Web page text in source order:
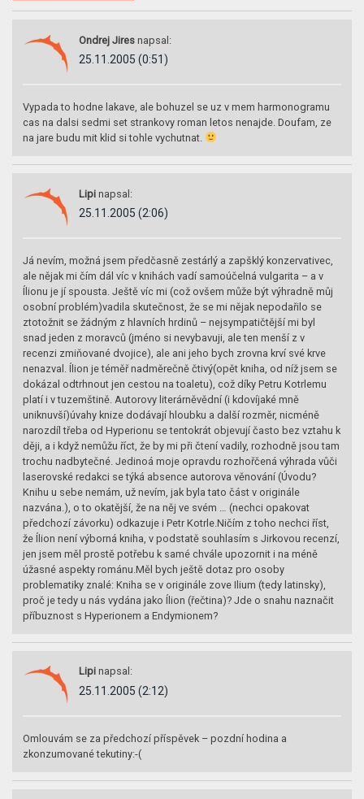
Ondrej Jires napsal:
25.11.2005 (0:51)
Vypada to hodne lakave, ale bohuzel se uz v mem harmonogramu
cas na dalsi sedmi set strankovy roman letos nenajde. Doufam, ze
na jare budu mit klid si tohle vychutnat.
Lipi napsal:
25.11.2005 (2:06)
Já nevím, možná jsem předčasně zestárlý a zapšklý konzervativec,
ale nějak mi čím dál víc v knihách vadí samoúčelná vulgarita – a v
Ílionu je jí spousta. Ještě víc mi (což ovšem může být výhradně můj
osobní problém)vadila skutečnost, že se mi nějak nepodařilo se
ztotožnit se žádným z hlavních hrdinů – nejsympatičtější mi byl
snad jeden z moravců (jméno si nevybavuji, ale ten menší z v
recenzi zmiňované dvojice), ale ani jeho bych zrovna krví své krve
nenazval. Ílion je téměř nadměrečně čtivý(opět kniha, od níž jsem se
dokázal odtrhnout jen cestou na toaletu), což díky Petru Kotrlemu
platí i v tuzemštině. Autorovy literárněvědní (i kdovíjaké mně
uniknuvší)úvahy knize dodávají hloubku a další rozměr, nicméně
narozdíl třeba od Hyperionu se tentokrát objevují často bez vztahu k
ději, a i když nemůžu říct, že by mi při čtení vadily, rozhodně jsou tam
trochu nadbytečné. Jedinoá moje opravdu rozhořčená výhrada vůči
laserovské redakci se týká absence autorova věnování (Úvodu?
Knihu u sebe nemám, už nevím, jak byla tato část v originále
nazvána.), o to okatější, že na něj ve svém … (nechci opakovat
předchozí závorku) odkazuje i Petr Kotrle.Ničím z toho nechci říst,
že Ílion není výborná kniha, v podstatě souhlasím s Jirkovou recenzí,
jen jsem měl prostě potřebu k samé chvále upozornit i na méně
úžasné aspekty románu.Měl bych ještě dotaz pro osoby
problematiky znalé: Kniha se v originále zove Ilium (tedy latinsky),
proč je tedy u nás vydána jako Ílion (řečtina)? Jde o snahu naznačit
příbuznost s Hyperionem a Endymionem?
Lipi napsal:
25.11.2005 (2:12)
Omlouvám se za předchozí příspěvek – pozdní hodina a
zkonzumované tekutiny:-(